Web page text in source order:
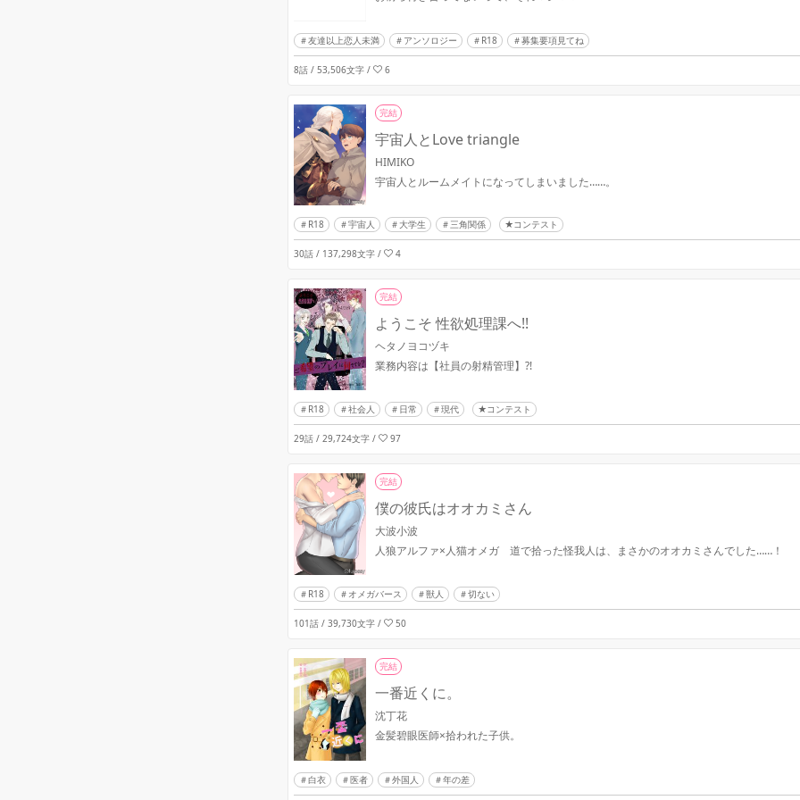
友達以上恋人未満 アンソロジー R18 募集要項見てね
8話 / 53,506文字 / 6
完結
宇宙人とLove triangle
HIMIKO
宇宙人とルームメイトになってしまいました……。
R18 宇宙人 大学生 三角関係 ★コンテスト
30話 / 137,298文字 / 4
完結
ようこそ 性欲処理課へ!!
ヘタノヨコヅキ
業務内容は【社員の射精管理】?!
R18 社会人 日常 現代 ★コンテスト
29話 / 29,724文字 / 97
完結
僕の彼氏はオオカミさん
大波小波
人狼アルファ×人猫オメガ 道で拾った怪我人は、まさかのオオカミさんでした……！
R18 オメガバース 獣人 切ない
101話 / 39,730文字 / 50
完結
一番近くに。
沈丁花
金髪碧眼医師×拾われた子供。
白衣 医者 外国人 年の差